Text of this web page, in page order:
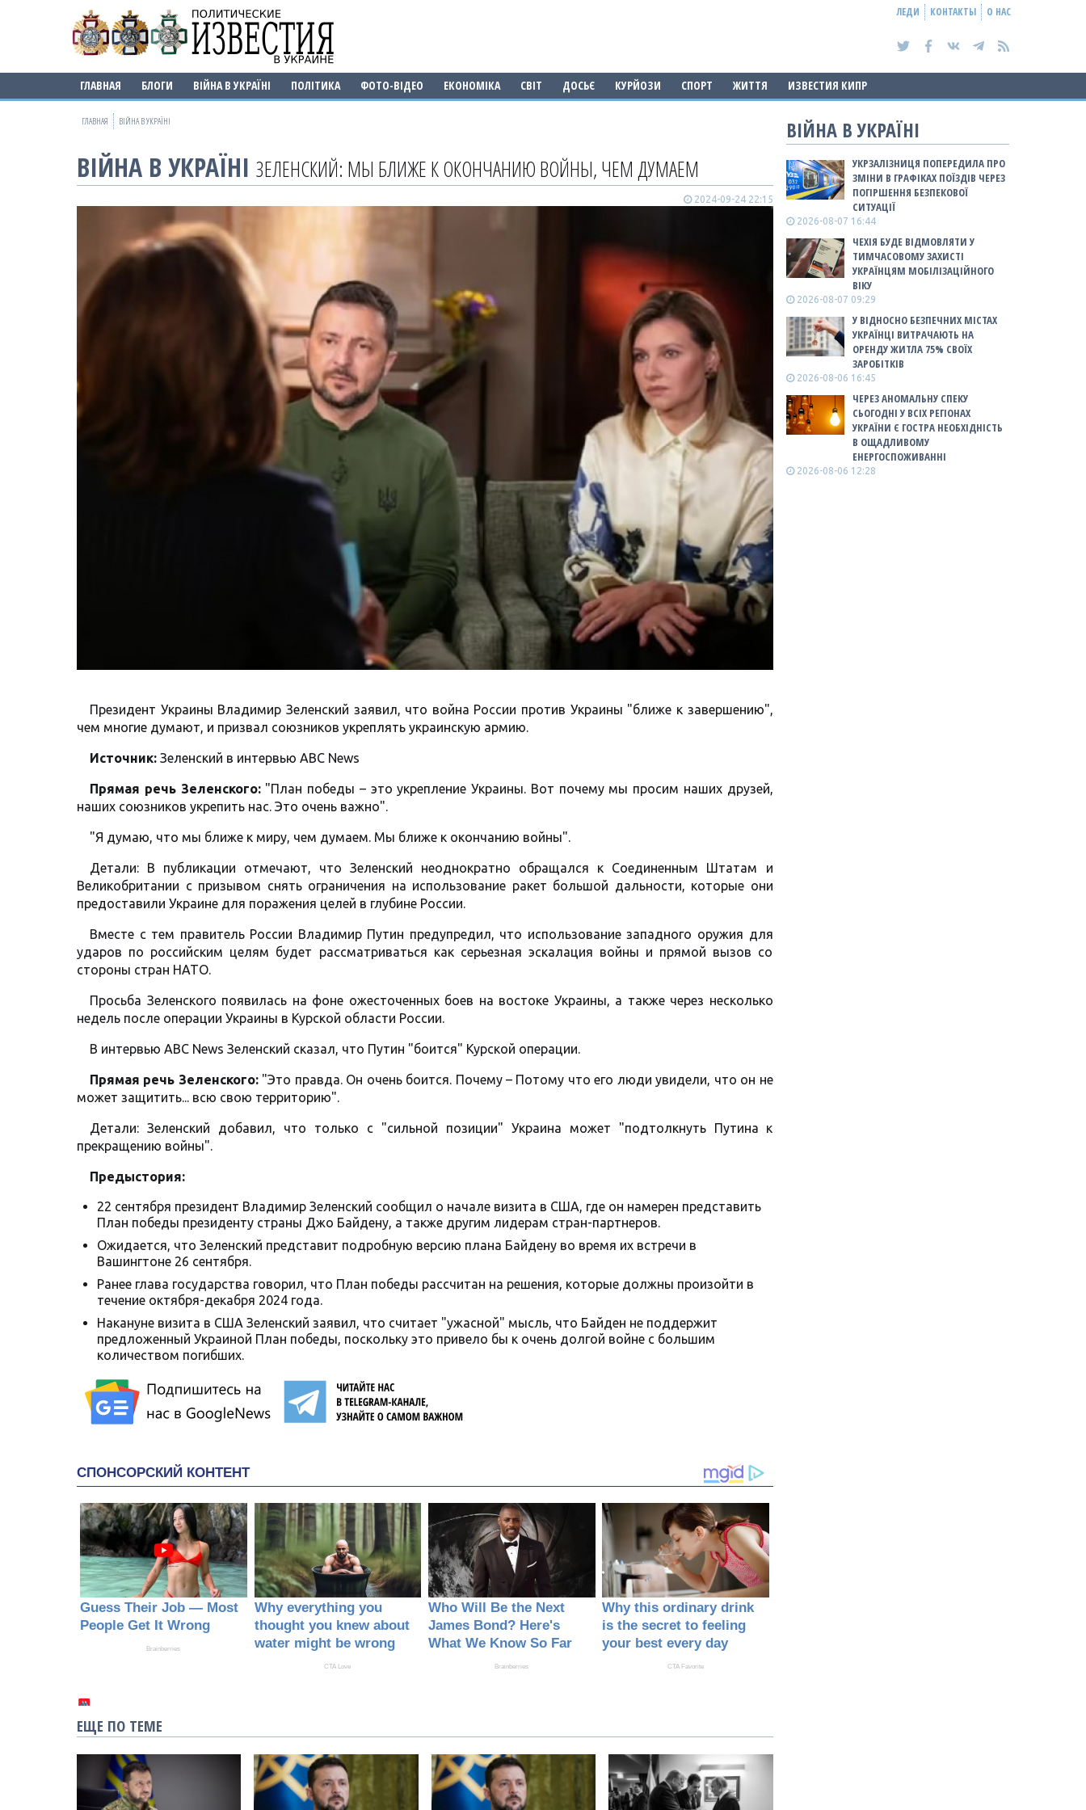
ЛЕДИ КОНТАКТЫ О НАС
ГЛАВНАЯ БЛОГИ ВІЙНА В УКРАЇНІ ПОЛІТИКА ФОТО-ВІДЕО ЕКОНОМІКА СВІТ ДОСЬЄ КУРЙОЗИ СПОРТ ЖИТТЯ ИЗВЕСТИЯ КИПР
ГЛАВНАЯ ВІЙНА В УКРАЇНІ
ВІЙНА В УКРАЇНІ ЗЕЛЕНСКИЙ: МЫ БЛИЖЕ К ОКОНЧАНИЮ ВОЙНЫ, ЧЕМ ДУМАЕМ
2024-09-24 22:15
Президент Украины Владимир Зеленский заявил, что война России против Украины "ближе к завершению",
чем многие думают, и призвал союзников укреплять украинскую армию.
Источник: Зеленский в интервью ABC News
Прямая речь Зеленского:"План победы – это укрепление Украины. Вот почему мы просим наших друзей,
наших союзников укрепить нас. Это очень важно".
"Я думаю, что мы ближе к миру, чем думаем. Мы ближе к окончанию войны".
Детали: В публикации отмечают, что Зеленский неоднократно обращался к Соединенным Штатам и
Великобритании с призывом снять ограничения на использование ракет большой дальности, которые они
предоставили Украине для поражения целей в глубине России.
Вместе с тем правитель России Владимир Путин предупредил, что использование западного оружия для
ударов по российским целям будет рассматриваться как серьезная эскалация войны и прямой вызов со
стороны стран НАТО.
Просьба Зеленского появилась на фоне ожесточенных боев на востоке Украины, а также через несколько
недель после операции Украины в Курской области России.
В интервью ABC News Зеленский сказал, что Путин "боится" Курской операции.
Прямая речь Зеленского:"Это правда. Он очень боится. Почему – Потому что его люди увидели, что он не
может защитить... всю свою территорию".
Детали: Зеленский добавил, что только с "сильной позиции" Украина может "подтолкнуть Путина к
прекращению войны".
Предыстория:
22 сентября президент Владимир Зеленский сообщил о начале визита в США, где он намерен представить
План победы президенту страны Джо Байдену, а также другим лидерам стран-партнеров.
Ожидается, что Зеленский представит подробную версию плана Байдену во время их встречи в
Вашингтоне 26 сентября.
Ранее глава государства говорил, что План победы рассчитан на решения, которые должны произойти в
течение октября-декабря 2024 года.
Накануне визита в США Зеленский заявил, что считает "ужасной" мысль, что Байден не поддержит
предложенный Украиной План победы, поскольку это привело бы к очень долгой войне с большим
количеством погибших.
ЕЩЕ ПО ТЕМЕ
ВІЙНА В УКРАЇНІ
УКРЗАЛІЗНИЦЯ ПОПЕРЕДИЛА ПРО
ЗМІНИ В ГРАФІКАХ ПОЇЗДІВ ЧЕРЕЗ
ПОГІРШЕННЯ БЕЗПЕКОВОЇ
СИТУАЦІЇ
2026-08-07 16:44
ЧЕХІЯ БУДЕ ВІДМОВЛЯТИ У
ТИМЧАСОВОМУ ЗАХИСТІ
УКРАЇНЦЯМ МОБІЛІЗАЦІЙНОГО
ВІКУ
2026-08-07 09:29
У ВІДНОСНО БЕЗПЕЧНИХ МІСТАХ
УКРАЇНЦІ ВИТРАЧАЮТЬ НА
ОРЕНДУ ЖИТЛА 75% СВОЇХ
ЗАРОБІТКІВ
2026-08-06 16:45
ЧЕРЕЗ АНОМАЛЬНУ СПЕКУ
СЬОГОДНІ У ВСІХ РЕГІОНАХ
УКРАЇНИ Є ГОСТРА НЕОБХІДНІСТЬ
В ОЩАДЛИВОМУ
ЕНЕРГОСПОЖИВАННІ
2026-08-06 12:28